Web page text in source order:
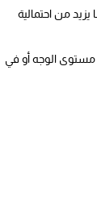
من احتمالية
مستوى الوجه أو في